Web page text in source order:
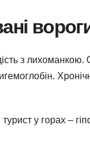
з
у горах –